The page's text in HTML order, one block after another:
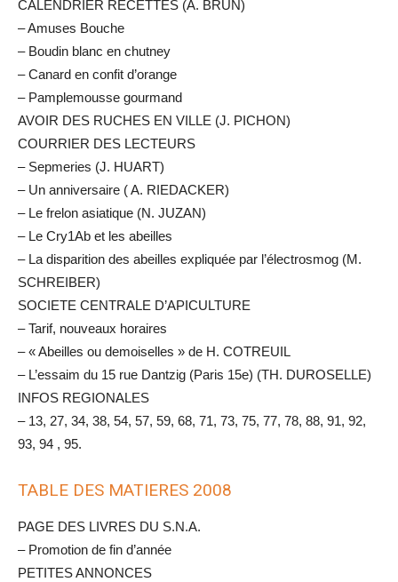
CALENDRIER RECETTES (A. BRUN)
– Amuses Bouche
– Boudin blanc en chutney
– Canard en confit d’orange
– Pamplemousse gourmand
AVOIR DES RUCHES EN VILLE (J. PICHON)
COURRIER DES LECTEURS
– Sepmeries (J. HUART)
– Un anniversaire ( A. RIEDACKER)
– Le frelon asiatique (N. JUZAN)
– Le Cry1Ab et les abeilles
– La disparition des abeilles expliquée par l’électrosmog (M.
SCHREIBER)
SOCIETE CENTRALE D’APICULTURE
– Tarif, nouveaux horaires
– « Abeilles ou demoiselles » de H. COTREUIL
– L’essaim du 15 rue Dantzig (Paris 15e) (TH. DUROSELLE)
INFOS REGIONALES
– 13, 27, 34, 38, 54, 57, 59, 68, 71, 73, 75, 77, 78, 88, 91, 92,
93, 94 , 95.
TABLE DES MATIERES 2008
PAGE DES LIVRES DU S.N.A.
– Promotion de fin d’année
PETITES ANNONCES